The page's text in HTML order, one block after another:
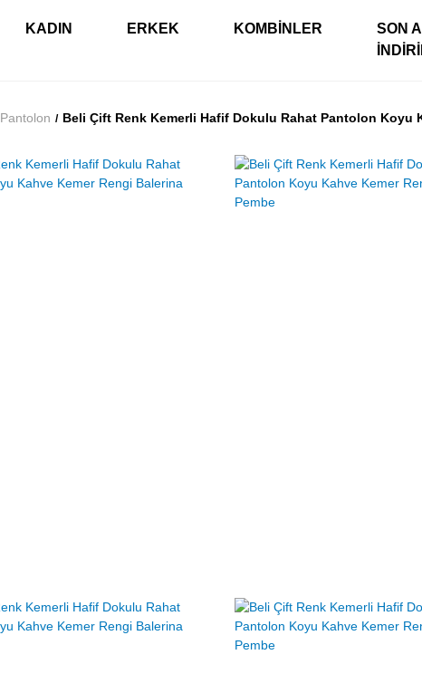
KADIN ERKEK KOMBINLER
SON
Pantolon Beli Çift Renk Kemerli Hafif Dokulu Rahat Pantolon Koyu